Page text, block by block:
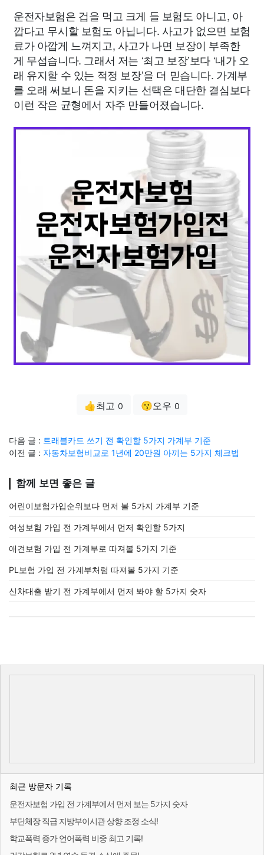
운전자보험은 겁을 먹고 크게 들 보험도 아니고, 아
깝다고 무시할 보험도 아닙니다. 사고가 없으면 보험
료가 아깝게 느껴지고, 사고가 나면 보장이 부족한
게 무섭습니다. 그래서 저는 ‘최고 보장’보다 ‘내가 오
래 유지할 수 있는 적정 보장’을 더 믿습니다. 가계부
를 오래 써보니 돈을 지키는 선택은 대단한 결심보다
이런 작은 균형에서 자주 만들어졌습니다.
👍최고 0 😗오우 0
다음 글 : 트래블카드 쓰기 전 확인할 5가지 가계부 기준
이전 글 : 자동차보험비교로 1년에 20만원 아끼는 5가지 체크법
함께 보면 좋은 글
어린이보험가입순위보다 먼저 볼 5가지 가계부 기준
여성보험 가입 전 가계부에서 먼저 확인할 5가지
애견보험 가입 전 가계부로 따져볼 5가지 기준
PL보험 가입 전 가계부처럼 따져볼 5가지 기준
신차대출 받기 전 가계부에서 먼저 봐야 할 5가지 숫자
최근 방문자 기록
운전자보험 가입 전 가계부에서 먼저 보는 5가지 숫자
부단체장 직급 지방부이시관 상향 조정 소식!
학교폭력 증가 언어폭력 비중 최고 기록!